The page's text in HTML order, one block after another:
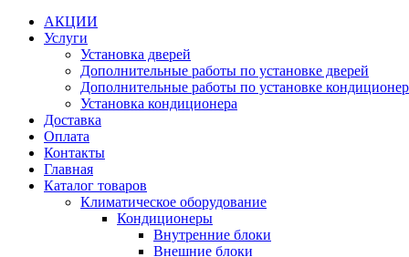
АКЦИИ
Услуги
Установка дверей
Дополнительные работы по установке дверей
Дополнительные работы по установке
Установка кондиционера
Доставка
Оплата
Контакты
Главная
Каталог товаров
Климатическое оборудование
Кондиционеры
Внутренние блоки
Внешние блоки